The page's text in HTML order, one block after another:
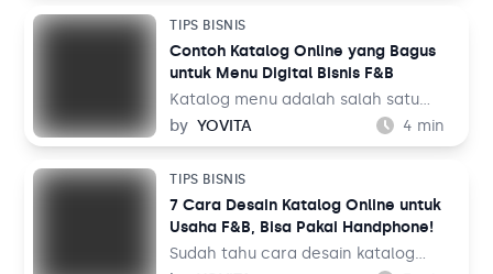
barang dagangan. Foto katalog tidak
bisa dilakukan sembarangan dan asal
upload ke tempat jualan. Saat
berbelanja, pengunjung toko online
bukan hanya membandingkan harga
dengan toko sebelah, tetapi juga
ada.
TIPS BISNIS
Contoh Katalog Online yang Bagus
untuk Menu Digital Bisnis F&B
Katalog menu adalah salah satu
elemen penting dalam bisnis F&B.
Tidak hanya memudahkan pelanggan
mereka pesan, tapi katalog menu
juga bisa menjadi sarana
membangun image untuk bisnis Anda.
Oleh karena itu, mendesain katalog
by YOVITA 4 min
TIPS BISNIS
7 Cara Desain Katalog Online untuk
Usaha F&B, Bisa Pakai Handphone!
Sudah tahu cara desain katalog